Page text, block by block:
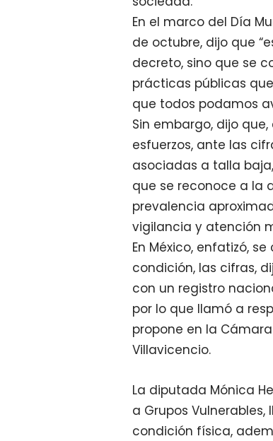
En el marco del Día
de octubre, dijo que
decreto, sino que se
prácticas públicas
que todos podamos
Sin embargo, dijo
esfuerzos, ante las
asociadas a talla
que se reconoce a la
prevalencia
vigilancia y atención
En México, enfatizó,
condición, las cifras,
con un registro
por lo que llamó a
propone en la
Villavicencio.
La diputada Mónica
a Grupos
condición física,